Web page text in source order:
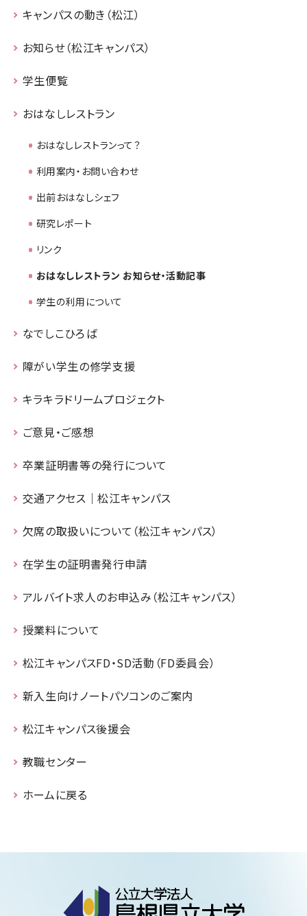
キャンパスの動き（松江）
お知らせ（松江キャンパス）
学生便覧
おはなしレストラン
おはなしレストランって？
利用案内・お問い合わせ
出前おはなしシェフ
研究レポート
リンク
おはなしレストラン お知らせ・活動記事
学生の利用について
なでしこひろば
障がい学生の修学支援
キラキラドリームプロジェクト
ご意見・ご感想
卒業証明書等の発行について
交通アクセス｜松江キャンパス
欠席の取扱いについて（松江キャンパス）
在学生の証明書発行申請
アルバイト求人のお申込み（松江キャンパス）
授業料について
松江キャンパスFD・SD活動（FD委員会）
新入生向けノートパソコンのご案内
松江キャンパス後援会
教職センター
ホームに戻る